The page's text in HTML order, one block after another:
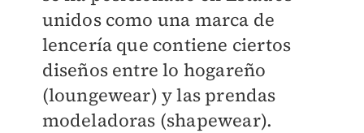
unidos como una marca de
lencería que contiene ciertos
diseños entre lo hogareño
(loungewear) y las prendas
modeladoras (shapewear).